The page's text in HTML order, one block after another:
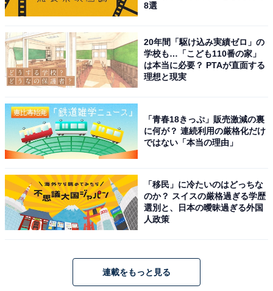
この時期だからこその切ない別れ、または前向きな旅立
ちを体験したい人におすすめしたいのが、4月1日に劇場
公開のこちら。彩瀬まるの同名小説が原作で、スタジオ
ジブリによる愛知県観光動画 『風になって、遊ぼう。』
を手がけた俊英・中川龍太郎が監督を務めており、「詩
になっています。
8選
20年間「駆け込み実績ゼロ」の
学校も…「こども110番の家」
は本当に必要？ PTAが直面する
理想と現実
「青春18きっぷ」販売激減の裏
に何が？ 連続利用の厳格化だけ
ではない「本当の理由」
「移民」に冷たいのはどっちな
のか？ スイスの厳格過ぎる学歴
選別と、日本の曖昧過ぎる外国
人政策
連載をもっと見る